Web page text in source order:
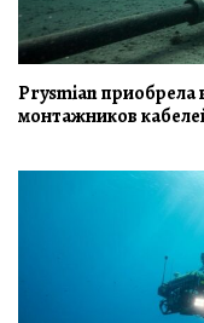
Prysmian
монтажников